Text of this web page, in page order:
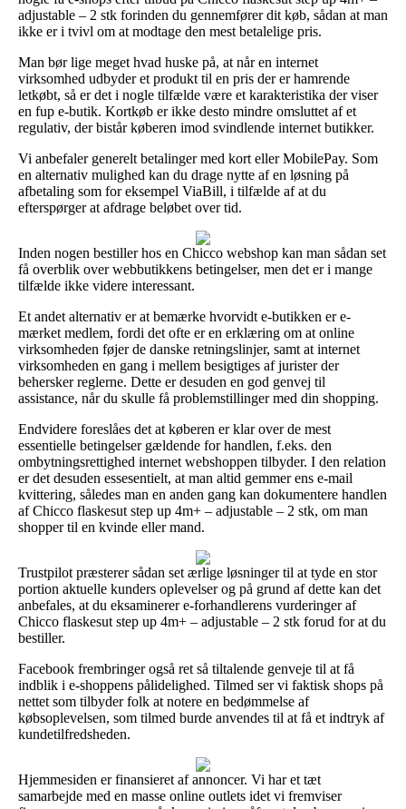
adjustable – 2 stk forinden du gennemfører dit køb, sådan at man
ikke er i tvivl om at modtage den mest betalelige pris.
Man bør lige meget hvad huske på, at når en internet
virksomhed udbyder et produkt til en pris der er hamrende
letkøbt, så er det i nogle tilfælde være et karakteristika der viser
en fup e-butik. Kortkøb er ikke desto mindre omsluttet af et
regulativ, der bistår køberen imod svindlende internet butikker.
Vi anbefaler generelt betalinger med kort eller MobilePay. Som
en alternativ mulighed kan du drage nytte af en løsning på
afbetaling som for eksempel ViaBill, i tilfælde af at du
efterspørger at afdrage beløbet over tid.
Inden nogen bestiller hos en Chicco webshop kan man sådan set
få overblik over webbutikkens betingelser, men det er i mange
tilfælde ikke videre interessant.
Et andet alternativ er at bemærke hvorvidt e-butikken er e-
mærket medlem, fordi det ofte er en erklæring om at online
virksomheden føjer de danske retningslinjer, samt at internet
virksomheden en gang i mellem besigtiges af jurister der
behersker reglerne. Dette er desuden en god genvej til
assistance, når du skulle få problemstillinger med din shopping.
Endvidere foreslåes det at køberen er klar over de mest
essentielle betingelser gældende for handlen, f.eks. den
ombytningsrettighed internet webshoppen tilbyder. I den relation
er det desuden essesentielt, at man altid gemmer ens e-mail
kvittering, således man en anden gang kan dokumentere handlen
af Chicco flaskesut step up 4m+ – adjustable – 2 stk, om man
shopper til en kvinde eller mand.
Trustpilot præsterer sådan set ærlige løsninger til at tyde en stor
portion aktuelle kunders oplevelser og på grund af dette kan det
anbefales, at du eksaminerer e-forhandlerens vurderinger af
Chicco flaskesut step up 4m+ – adjustable – 2 stk forud for at du
bestiller.
Facebook frembringer også ret så tiltalende genveje til at få
indblik i e-shoppens pålidelighed. Tilmed ser vi faktisk shops på
nettet som tilbyder folk at notere en bedømmelse af
købsoplevelsen, som tilmed burde anvendes til at få et indtryk af
kundetilfredsheden.
Hjemmesiden er finansieret af annoncer. Vi har et tæt
samarbejde med en masse online outlets idet vi fremviser